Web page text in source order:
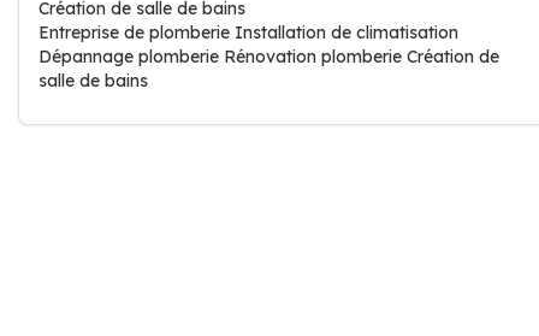
Création de salle de bains
Entreprise de plomberie Installation de climatisation
Dépannage plomberie Rénovation plomberie Création de
salle de bains